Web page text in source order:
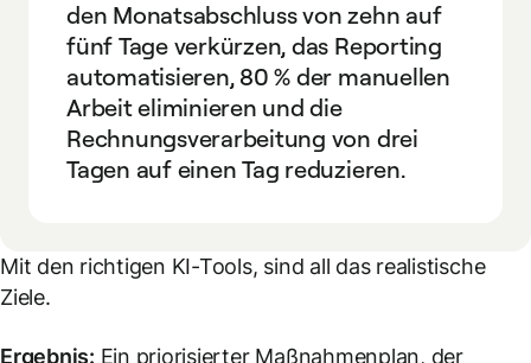
den Monatsabschluss von zehn auf
fünf Tage verkürzen, das Reporting
automatisieren, 80 % der manuellen
Arbeit eliminieren und die
Rechnungsverarbeitung von drei
Tagen auf einen Tag reduzieren.
Mit den richtigen KI-Tools, sind all das realistische
Ziele.
Ergebnis: Ein priorisierter Maßnahmenplan, der